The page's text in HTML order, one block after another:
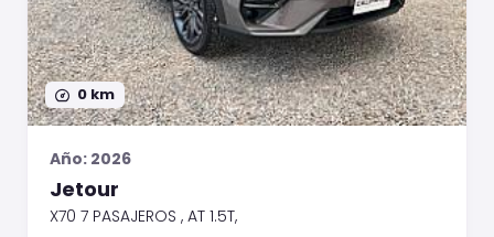
0 km
Año: 2026
Jetour
X70 7 PASAJEROS , AT 1.5T,